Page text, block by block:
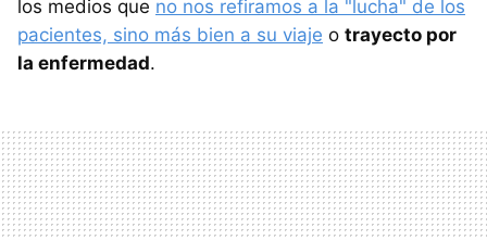
los medios que no nos refiramos a la "lucha" de los
pacientes, sino más bien a su viaje o trayecto por
la enfermedad.